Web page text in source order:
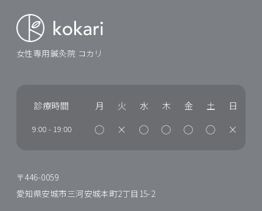
女性専用鍼灸院 コカリ
診療時間 月 火 水 木 金 土 日
9:00 - 19:00 ◯ × ◯ ◯ ◯ ◯ ×
〒446-0059
愛知県安城市三河安城本町2丁目15-2